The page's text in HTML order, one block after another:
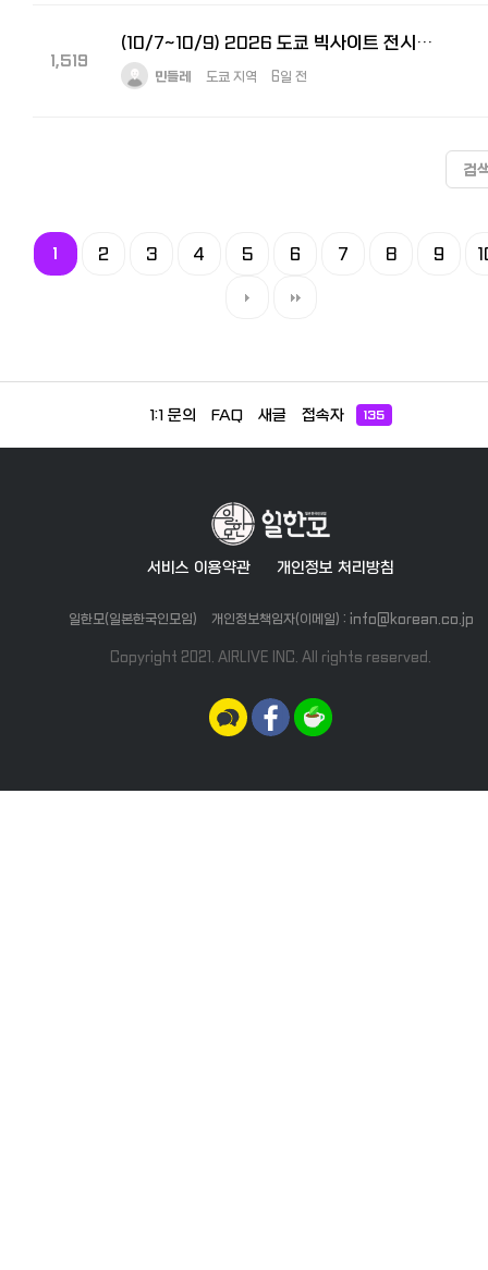
1,519
(10/7~10/9) 2026 도쿄 빅사이트 전시회 부스 운영 스태프 모집
민들레 도쿄 지역 6일 전
검
1 2 3 4 5 6 7 8 9
1:1 문의 FAQ 새글 접속자 135
서비스 이용약관 개인정보 처리방침
일한모(일본한국인모임) 개인정보책임자(이메일) : info@korean.co.jp
Copyright 2021. AIRLIVE INC. All rights reserved.